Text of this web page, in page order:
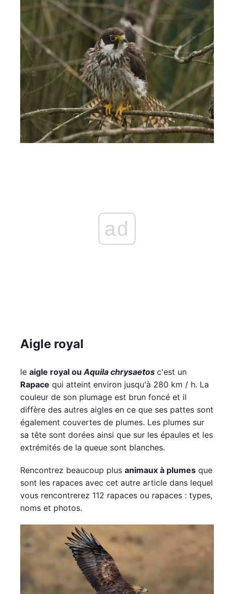
ad
Aigle royal
le aigle royal ouAquila chrysaetos c'est un
Rapace qui atteint environ jusqu'à 280 km / h. La
couleur de son plumage est brun foncé et il
diffère des autres aigles en ce que ses pattes sont
également couvertes de plumes. Les plumes sur
sa tête sont dorées ainsi que sur les épaules et les
extrémités de la queue sont blanches.
Rencontrez beaucoup plus animaux à plumes que
sont les rapaces avec cet autre article dans lequel
vous rencontrerez 112 rapaces ou rapaces : types,
noms et photos.